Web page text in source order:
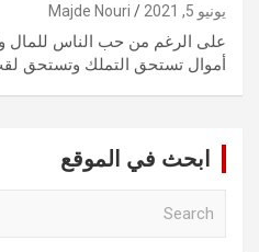
يونيو 5, 2021 Majde Nouri
على الرغم من حب الناس للمال
أموال تستحق التملك وتستحق
ابحث في الموقع